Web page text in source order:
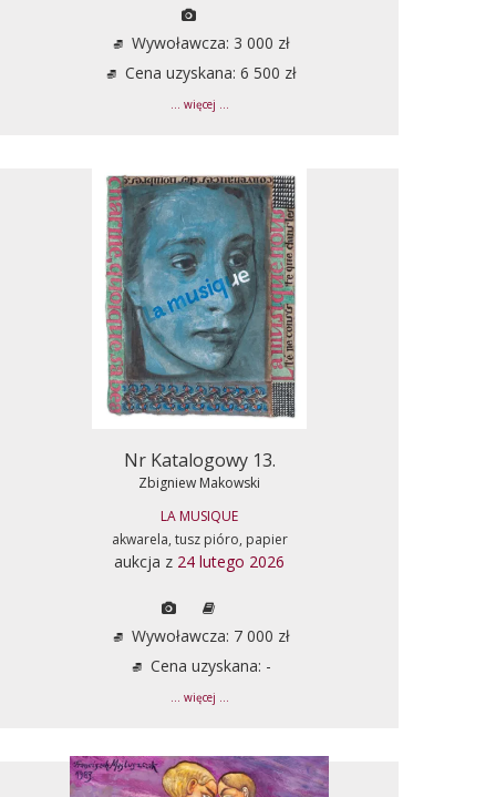
Wywoławcza: 3 000 zł
Cena uzyskana: 6 500 zł
... więcej ...
Nr Katalogowy 13.
Zbigniew Makowski
LA MUSIQUE
akwarela, tusz pióro, papier
aukcja z 24 lutego 2026
Wywoławcza: 7 000 zł
Cena uzyskana: -
... więcej ...